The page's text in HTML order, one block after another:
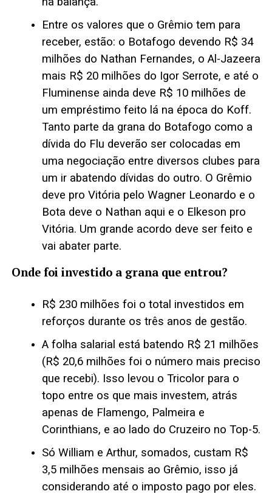
Entre os valores que o Grêmio tem para
receber, estão: o Botafogo devendo R$ 34
milhões do Nathan Fernandes, o Al-Jazeera
mais R$ 20 milhões do Igor Serrote, e até o
Fluminense ainda deve R$ 10 milhões de
um empréstimo feito lá na época do Koff.
Tanto parte da grana do Botafogo como a
dívida do Flu deverão ser colocadas em
uma negociação entre diversos clubes para
um ir abatendo dívidas do outro. O Grêmio
deve pro Vitória pelo Wagner Leonardo e o
Bota deve o Nathan aqui e o Elkeson pro
Vitória. Um grande acordo deve ser feito e
vai abater parte.
Onde foi investido a grana que entrou?
R$ 230 milhões foi o total investidos em
reforços durante os três anos de gestão.
A folha salarial está batendo R$ 21 milhões
(R$ 20,6 milhões foi o número mais preciso
que recebi). Isso levou o Tricolor para o
topo entre os que mais investem, atrás
apenas de Flamengo, Palmeira e
Corinthians, e ao lado do Cruzeiro no Top-5.
Só William e Arthur, somados, custam R$
3,5 milhões mensais ao Grêmio, isso já
considerando até o imposto pago por eles.